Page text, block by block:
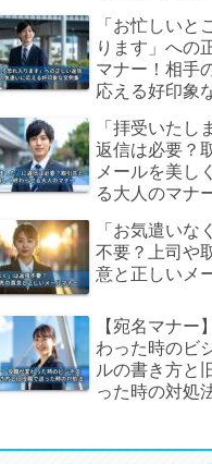
「お忙しいと
ります」への
マナー！相手
応える好印象
「拝受いたし
返信は必要？
メールを美し
る大人のマナ
「お気遣いな
不要？上司や
意と正しいメ
【宛名マナー
わった時のビ
ルの書き方と
った時の対処